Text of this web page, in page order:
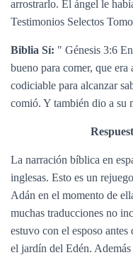
arrostrarlo. El ángel le
Testimonios Selectos
Biblia Sí: " Génesis 3:6
bueno para comer, que
codiciable para alcanzar
comió. Y también dio a su
La narración bíblica en
inglesas. Esto es un
Adán en el momento de
muchas traducciones no
estuvo con el esposo
el jardín del Edén.